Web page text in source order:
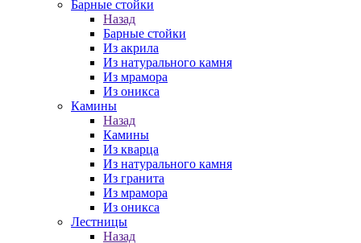
Барные стойки
Назад
Барные стойки
Из акрила
Из натурального камня
Из мрамора
Из оникса
Камины
Назад
Камины
Из кварца
Из натурального камня
Из гранита
Из мрамора
Из оникса
Лестницы
Назад